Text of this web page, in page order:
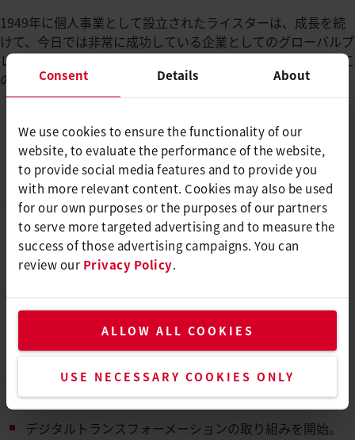
Consent Details About
We use cookies to ensure the functionality of our
website, to evaluate the performance of the website,
to provide social media features and to provide you
with more relevant content. Cookies may also be used
for our own purposes or the purposes of our partners
to serve more targeted advertising and to measure the
success of those advertising campaigns. You can
review our Privacy Policy
ALLOW ALL COOKIES
USE NECESSARY COOKIES ONLY
1949年に個人事業として設立されたライスターは、成長を続
けて、今日では非常に成功している企業としてのグローバルプ
レセンスを確立しています。ライスターは、プラスチック加工
の革新的なテクノロジー市場のリーダーです。
1949
カール・ライスターがドイツ・ゾーリンゲンで創業。
2011
グループ会社を再編し、ホールディングカンパニー制を
開始。大阪支店開設。
2016
溶着条件をデジタルで記録できる、スマート機能搭載の
GEOSTAR G7 LQS発売。
2017
デジタルトランスフォーメーションの取り組みを開始。